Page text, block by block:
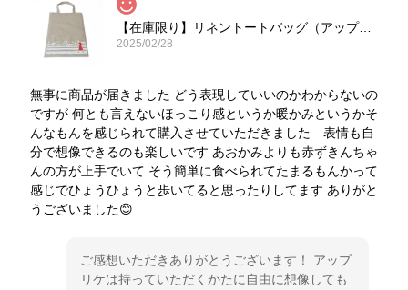
【在庫限り】リネントートバッグ（アップリケ用）
2025/02/28
無事に商品が届きました どう表現していいのかわからないの
ですが 何とも言えないほっこり感というか暖かみというかそ
んなもんを感じられて購入させていただきました 表情も自
分で想像できるのも楽しいです あおかみよりも赤ずきんちゃ
んの方が上手でいて そう簡単に食べられてたまるもんかって
感じでひょうひょうと歩いてると思ったりしてます ありがと
うございました😊
ご感想いただきありがとうございます！ アップ
リケは持っていただくかたに自由に想像しても